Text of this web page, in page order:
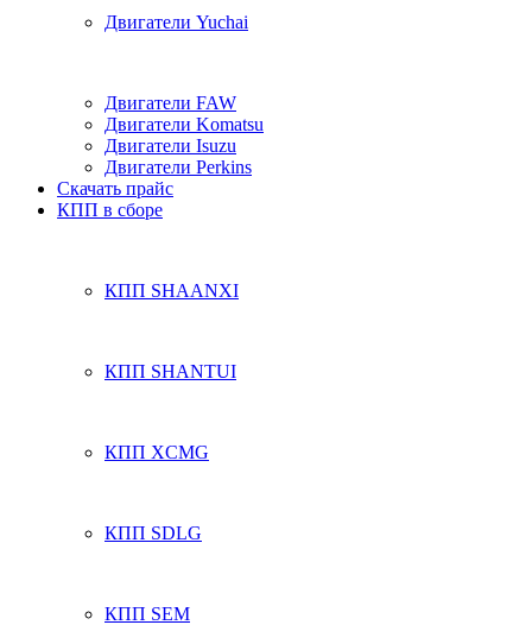
Двигатели Yuchai
Двигатели FAW
Двигатели Komatsu
Двигатели Isuzu
Двигатели Perkins
Скачать прайс
КПП в сборе
КПП SHAANXI
КПП SHANTUI
КПП XCMG
КПП SDLG
КПП SEM